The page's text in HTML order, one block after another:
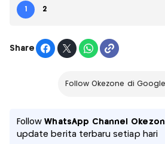
1 2
Share
Follow Okezone di
FollowWhatsApp Channel
update berita terbaru setiap hari